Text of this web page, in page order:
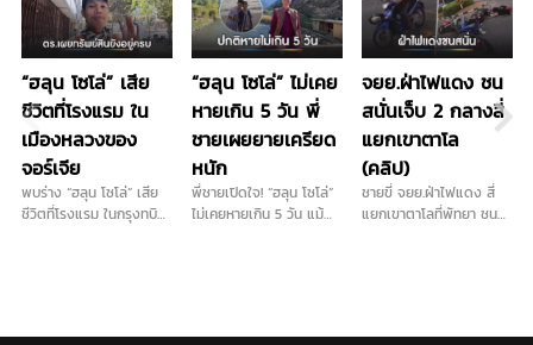
“ฮลุน โซโล่” เสีย
ชีวิตที่โรงแรม ใน
เมืองหลวงของ
จอร์เจีย
พบร่าง “ฮลุน โซโล่” เสีย
ชีวิตที่โรงแรม ในกรุงทบิลิ
“ฮลุน โซโล่” ไม่เคย
หายเกิน 5 วัน พี่
ชายเผยยายเครียด
หนัก
พี่ชายเปิดใจ! “ฮลุน โซโล่”
ไม่เคยหายเกิน 5 วัน แม้
จยย.ฝ่าไฟแดง ชน
สนั่นเจ็บ 2 กลางสี่
แยกเขาตาโล
(คลิป)
ชายขี่ จยย.ฝ่าไฟแดง สี่
แยกเขาตาโลที่พัทยา ชน